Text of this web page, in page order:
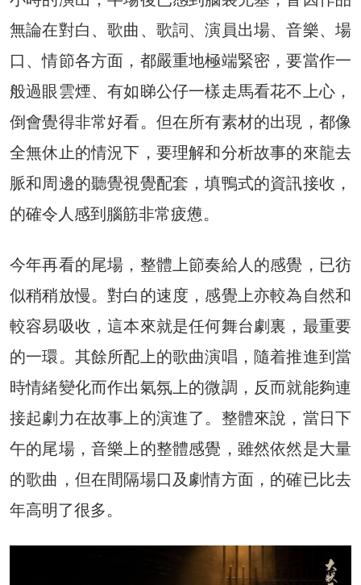
無論在對白、歌曲、歌詞、演員出場、音樂、場
口、情節各方面，都嚴重地極端緊密，要當作一
般過眼雲煙、有如睇公仔一樣走馬看花不上心，
倒會覺得非常好看。但在所有素材的出現，都像
全無休止的情況下，要理解和分析故事的來龍去
脈和周邊的聽覺視覺配套，填鴨式的資訊接收，
的確令人感到腦筋非常疲憊。
今年再看的尾場，整體上節奏給人的感覺，已彷
似稍稍放慢。對白的速度，感覺上亦較為自然和
較容易吸收，這本來就是任何舞台劇裏，最重要
的一環。其餘所配上的歌曲演唱，隨着推進到當
時情緒變化而作出氣氛上的微調，反而就能夠連
接起劇力在故事上的演進了。整體來說，當日下
午的尾場，音樂上的整體感覺，雖然依然是大量
的歌曲，但在間隔場口及劇情方面，的確已比去
年高明了很多。